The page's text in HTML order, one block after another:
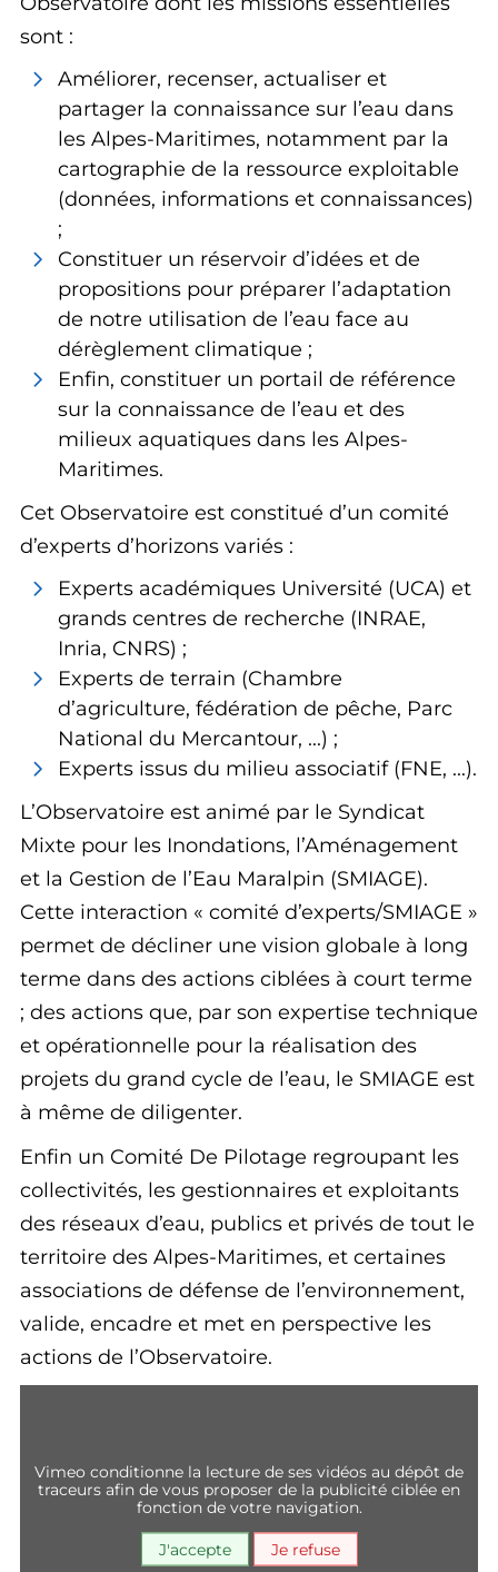
sont :
Améliorer, recenser, actualiser et
partager la connaissance sur l’eau dans
les Alpes-Maritimes, notamment par la
cartographie de la ressource exploitable
(données, informations et connaissances)
;
Constituer un réservoir d’idées et de
propositions pour préparer l’adaptation
de notre utilisation de l’eau face au
dérèglement climatique ;
Enfin, constituer un portail de référence
sur la connaissance de l’eau et des
milieux aquatiques dans les Alpes-
Maritimes.
Cet Observatoire est constitué d’un comité
d’experts d’horizons variés :
Experts académiques Université (UCA) et
grands centres de recherche (INRAE,
Inria, CNRS) ;
Experts de terrain (Chambre
d’agriculture, fédération de pêche, Parc
National du Mercantour, ...) ;
Experts issus du milieu associatif (FNE, ...).
L’Observatoire est animé par le Syndicat
Mixte pour les Inondations, l’Aménagement
et la Gestion de l’Eau Maralpin (SMIAGE).
Cette interaction « comité d’experts/SMIAGE »
permet de décliner une vision globale à long
terme dans des actions ciblées à court terme
; des actions que, par son expertise technique
et opérationnelle pour la réalisation des
projets du grand cycle de l’eau, le SMIAGE est
à même de diligenter.
Enfin un Comité De Pilotage regroupant les
collectivités, les gestionnaires et exploitants
des réseaux d’eau, publics et privés de tout le
territoire des Alpes-Maritimes, et certaines
associations de défense de l’environnement,
valide, encadre et met en perspective les
actions de l’Observatoire.
vimeo conditionne la lecture de ses vidéos au dépôt de
traceurs afin de vous proposer de la publicité ciblée en
fonction de votre navigation.
J'accepte Je refuse